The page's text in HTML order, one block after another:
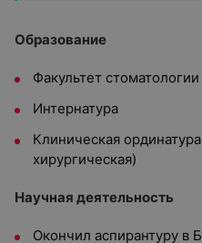
Образование
Факультет
Интернатура
Клиническая
хирургическая)
Научная деятельность
Окончил аспирантуру в